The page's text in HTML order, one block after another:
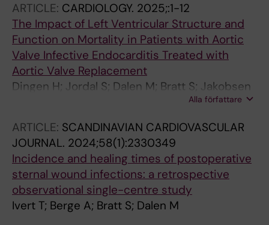
ARTICLE: CARDIOLOGY. 2025;:1-12
The Impact of Left Ventricular Structure and
Function on Mortality in Patients with Aortic
Valve Infective Endocarditis Treated with
Aortic Valve Replacement
Dingen H; Jordal S; Dalen M; Bratt S; Jakobsen
O; Svenarud P; Aukrust P; Haaverstad R;
Alla författare
ARTICLE: SCANDINAVIAN CARDIOVASCULAR
JOURNAL. 2024;58(1):2330349
Incidence and healing times of postoperative
sternal wound infections: a retrospective
observational single-centre study
Ivert T; Berge A; Bratt S; Dalen M